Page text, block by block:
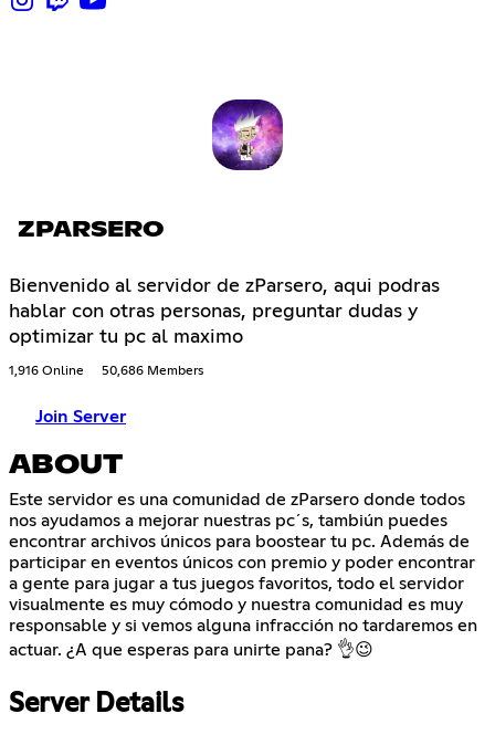
ZPARSERO
Bienvenido al servidor de zParsero, aqui podras
hablar con otras personas, preguntar dudas y
optimizar tu pc al maximo
1,916 Online 50,686 Members
Join Server
ABOUT
Este servidor es una comunidad de zParsero donde todos
nos ayudamos a mejorar nuestras pc´s, tambiún puedes
encontrar archivos únicos para boostear tu pc. Además de
participar en eventos únicos con premio y poder encontrar
a gente para jugar a tus juegos favoritos, todo el servidor
visualmente es muy cómodo y nuestra comunidad es muy
responsable y si vemos alguna infracción no tardaremos en
actuar. ¿A que esperas para unirte pana? 👌😉
Server Details